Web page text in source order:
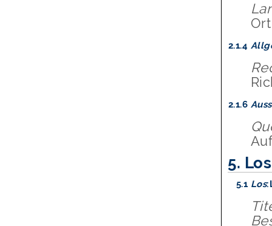
2.1.4
2.1.6
5. Los
5.1 Los: